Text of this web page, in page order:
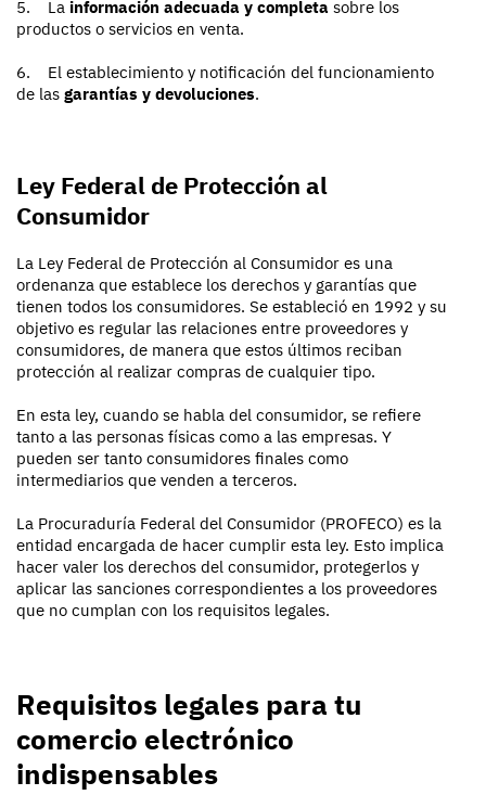
5. La información adecuada y completa sobre los
productos o servicios en venta.
6. El establecimiento y notificación del funcionamiento
de las garantías y devoluciones.
Ley Federal de Protección al
Consumidor
La Ley Federal de Protección al Consumidor es una
ordenanza que establece los derechos y garantías que
tienen todos los consumidores. Se estableció en 1992 y su
objetivo es regular las relaciones entre proveedores y
consumidores, de manera que estos últimos reciban
protección al realizar compras de cualquier tipo.
En esta ley, cuando se habla del consumidor, se refiere
tanto a las personas físicas como a las empresas. Y
pueden ser tanto consumidores finales como
intermediarios que venden a terceros.
La Procuraduría Federal del Consumidor (PROFECO) es la
entidad encargada de hacer cumplir esta ley. Esto implica
hacer valer los derechos del consumidor, protegerlos y
aplicar las sanciones correspondientes a los proveedores
que no cumplan con los requisitos legales.
Requisitos legales para tu
comercio electrónico
indispensables